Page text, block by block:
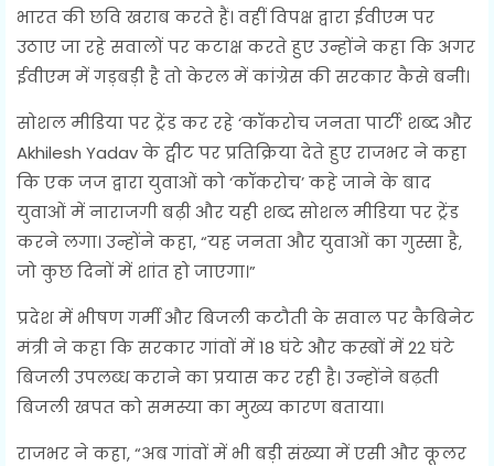
भारत की छवि खराब करते हैं। वहीं विपक्ष द्वारा ईवीएम पर
उठाए जा रहे सवालों पर कटाक्ष करते हुए उन्होंने कहा कि अगर
ईवीएम में गड़बड़ी है तो केरल में कांग्रेस की सरकार कैसे बनी।
सोशल मीडिया पर ट्रेंड कर रहे ‘कॉकरोच जनता पार्टी’ शब्द और
Akhilesh Yadav के ट्वीट पर प्रतिक्रिया देते हुए राजभर ने कहा
कि एक जज द्वारा युवाओं को ‘कॉकरोच’ कहे जाने के बाद
युवाओं में नाराजगी बढ़ी और यही शब्द सोशल मीडिया पर ट्रेंड
करने लगा। उन्होंने कहा, “यह जनता और युवाओं का गुस्सा है,
जो कुछ दिनों में शांत हो जाएगा।”
प्रदेश में भीषण गर्मी और बिजली कटौती के सवाल पर कैबिनेट
मंत्री ने कहा कि सरकार गांवों में 18 घंटे और कस्बों में 22 घंटे
बिजली उपलब्ध कराने का प्रयास कर रही है। उन्होंने बढ़ती
बिजली खपत को समस्या का मुख्य कारण बताया।
राजभर ने कहा, “अब गांवों में भी बड़ी संख्या में एसी और कूलर